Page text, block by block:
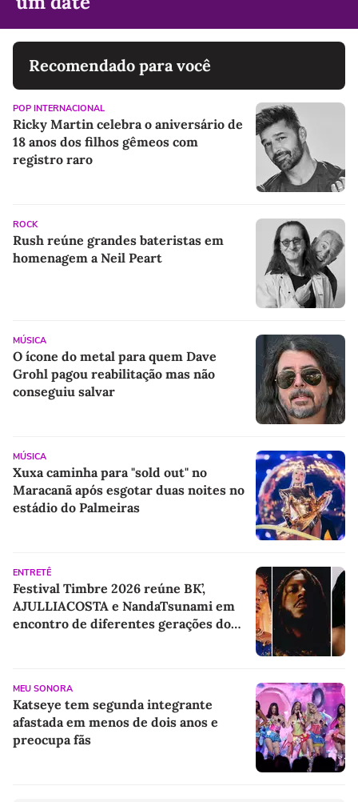
Recomendado para você
POP INTERNACIONAL
Ricky Martin celebra o aniversário de
18 anos dos filhos gêmeos com
registro raro
ROCK
Rush reúne grandes bateristas em
homenagem a Neil Peart
MÚSICA
O ícone do metal para quem Dave
Grohl pagou reabilitação mas não
conseguiu salvar
MÚSICA
Xuxa caminha para "sold out" no
Maracanã após esgotar duas noites no
estádio do Palmeiras
ENTRETÊ
Festival Timbre 2026 reúne BK’,
AJULLIACOSTA e NandaTsunami em
encontro de diferentes gerações do
MEU SONORA
Katseye tem segunda integrante
afastada em menos de dois anos e
preocupa fãs